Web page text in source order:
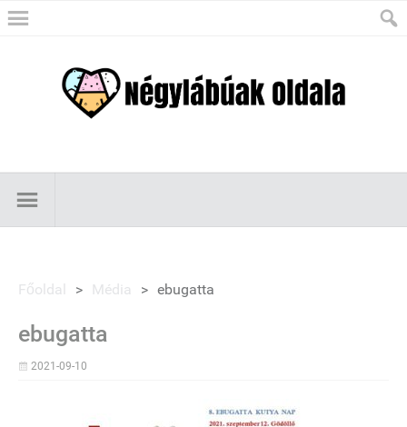
Főoldal > Média > ebugatta
ebugatta
2021-09-10